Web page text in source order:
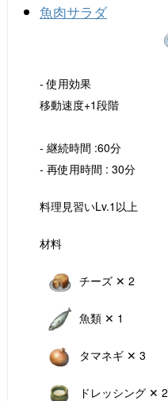
魚肉サラダ
- 使用効果
移動速度+1段階
- 継続時間 :60分
- 再使用時間 : 30分
料理見習いLv.1以上
材料
チーズ ✕ 2
魚類 ✕ 1
タマネギ ✕ 3
ドレッシング ✕ 2